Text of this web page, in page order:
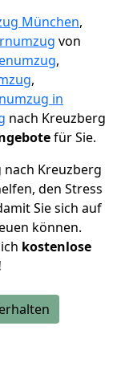
München,
von
,
,
in
nach Kreuzberg
für Sie.
Kreuzberg
den Stress
Sie sich auf
können.
kostenlose